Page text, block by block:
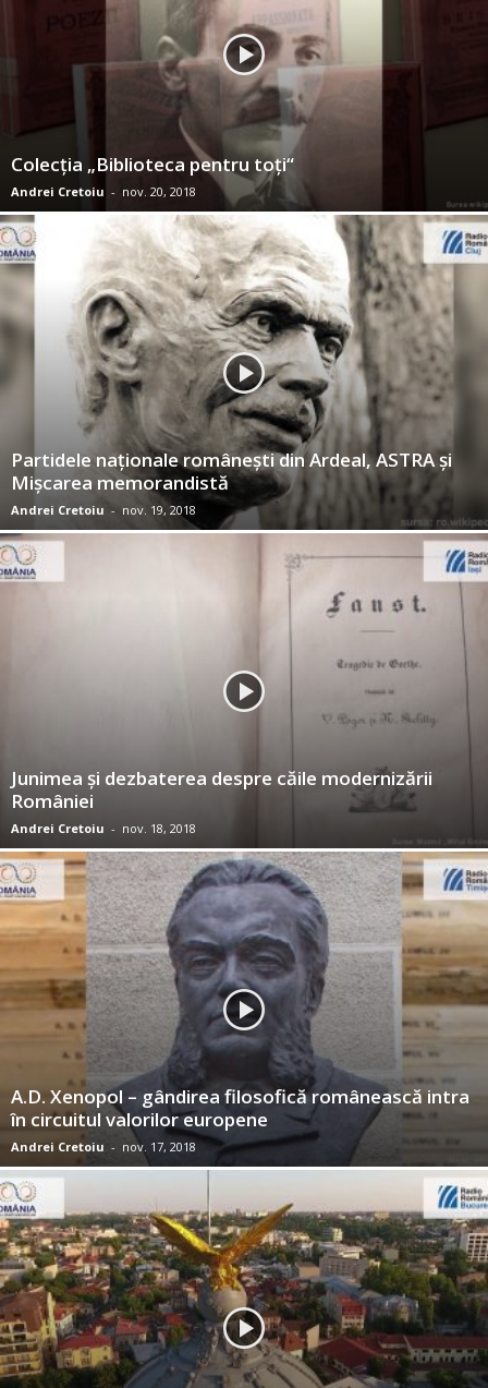
Colecţia „Biblioteca pentru toţi“
Andrei Cretoiu - nov. 20, 2018
Partidele naţionale româneşti din Ardeal, ASTRA şi
Mişcarea memorandistă
Andrei Cretoiu - nov. 19, 2018
Junimea şi dezbaterea despre căile modernizării
României
Andrei Cretoiu - nov. 18, 2018
A.D. Xenopol – gândirea filosofică românească intra
în circuitul valorilor europene
Andrei Cretoiu - nov. 17, 2018